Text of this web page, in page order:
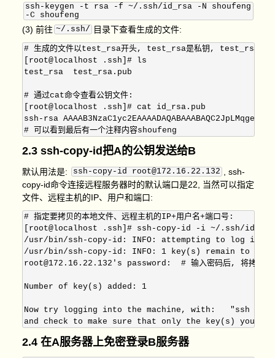
ssh-keygen -t rsa -f ~/.ssh/id_rsa -N shoufeng
-C shoufeng
(3) 前往 ~/.ssh/ 目录下查看生成的文件:
# 生成的文件以test_rsa开头, test_rsa是私钥,
[root@localhost .ssh]# ls
test_rsa  test_rsa.pub
# 通过cat命令查看公钥文件:
[root@localhost .ssh]# cat id_rsa.pub
ssh-rsa
2.3 ssh-copy-id把A的公钥发送给B
默认用法是: ssh-copy-id root@172.16.22.132
, ssh-
copy-id命令连接远程服务器时的默认端口是22, 当然可以指定
文件、远程主机的IP、用户和端口:
# 指定要拷贝的本地文件、远程主机的IP+用户名+端口号:
[root@localhost .ssh]# ssh-copy-id -i ~/.ssh/
/usr/bin/ssh-copy-id: INFO: attempting to log in
/usr/bin/ssh-copy-id: INFO: 1 key(s) remain to
root@172.16.22.132's password:  # 输入密码后, 将拷贝公
Number of key(s) added: 1
Now try logging into the machine, with:   "ssh -p
2.4 在A服务器上免密登录B服务器